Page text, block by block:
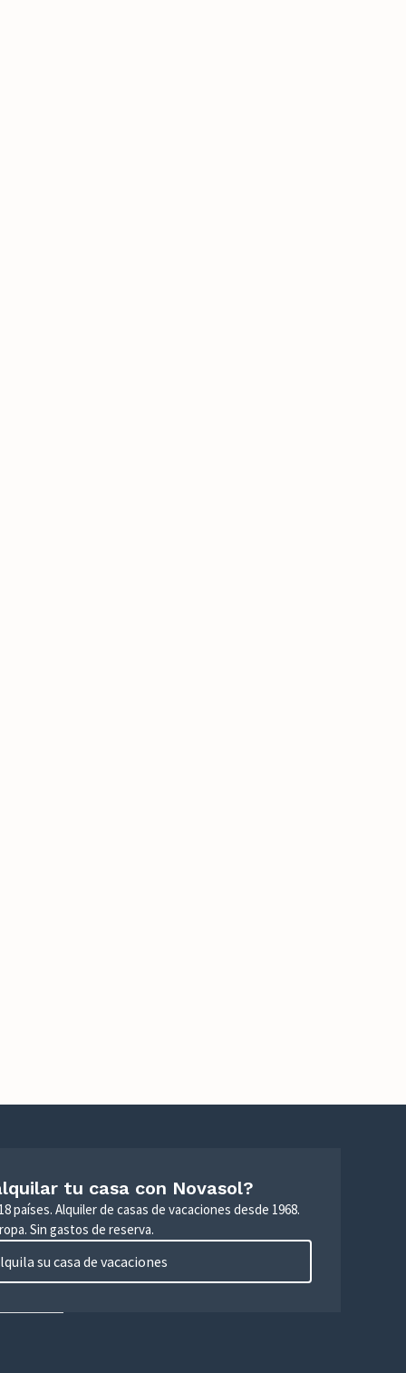
tu casa con Novasol?
países. Alquiler de casas de vacaciones desde 1968.
Sin gastos de reserva.
su casa de vacaciones